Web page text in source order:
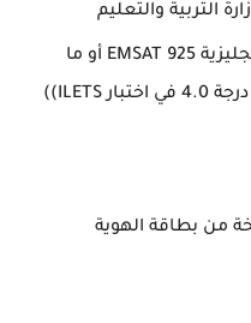
التربية والتعليم
شهادة الكفاءة في اللغة الإنجليزية EMSAT 925 أو ما
من بطاقة الهوية